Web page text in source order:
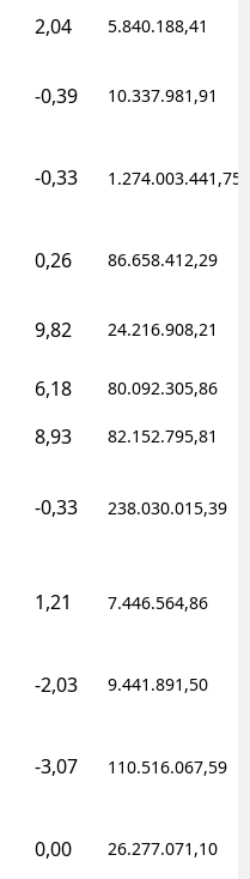
2,04 5.840.188,41
-0,39 10.337.981,91
-0,33 1.274.003.441,75
0,26 86.658.412,29
9,82 24.216.908,21
6,18 80.092.305,86
8,93 82.152.795,81
-0,33 238.030.015,39
1,21 7.446.564,86
-2,03 9.441.891,50
-3,07 110.516.067,59
0,00 26.277.071,10